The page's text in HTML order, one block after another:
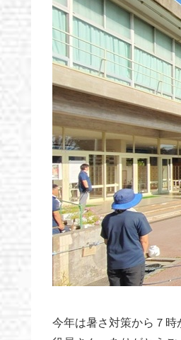
今年は暑さ対策から７時